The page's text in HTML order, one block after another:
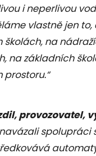
i neperlivou
vlastně jen
školách, na
na základních
prostoru.“
provozovatel,
spolupráci